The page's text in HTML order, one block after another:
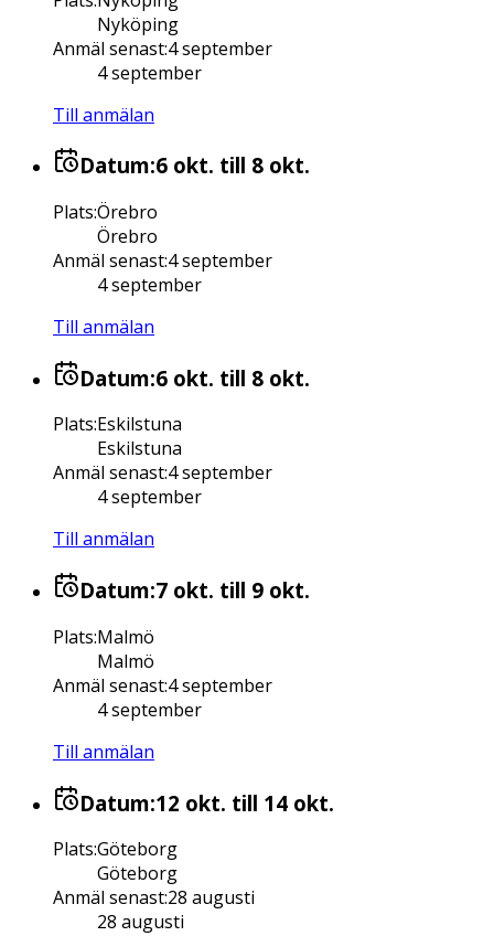
Nyköping
Anmäl senast:4 september
4 september
Till anmälan
Datum:6 okt. till 8 okt.
Plats:Örebro
Örebro
Anmäl senast:4 september
4 september
Till anmälan
Datum:6 okt. till 8 okt.
Plats:Eskilstuna
Eskilstuna
Anmäl senast:4 september
4 september
Till anmälan
Datum:7 okt. till 9 okt.
Plats:Malmö
Malmö
Anmäl senast:4 september
4 september
Till anmälan
Datum:12 okt. till 14 okt.
Plats:Göteborg
Göteborg
Anmäl senast:28 augusti
28 augusti